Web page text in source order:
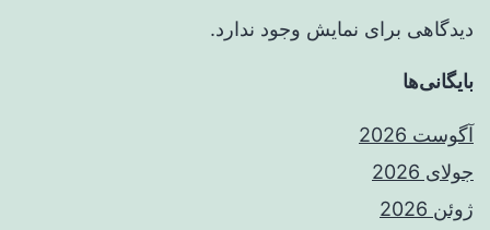
دیدگاهی برای نمایش وجود ندارد.
بایگانی‌ها
آگوست 2026
جولای 2026
ژوئن 2026